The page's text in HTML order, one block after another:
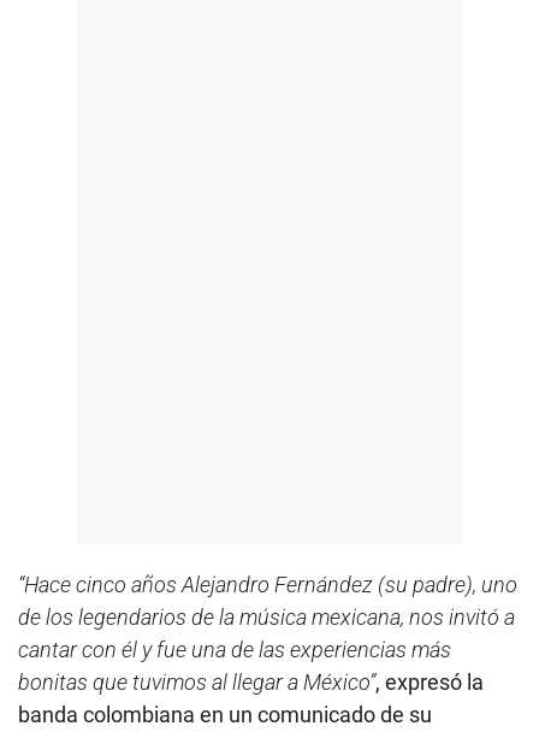
“Hace cinco años Alejandro Fernández (su padre), uno
de los legendarios de la música mexicana, nos invitó a
cantar con él y fue una de las experiencias más
bonitas que tuvimos al llegar a México”, expresó la
banda colombiana en un comunicado de su